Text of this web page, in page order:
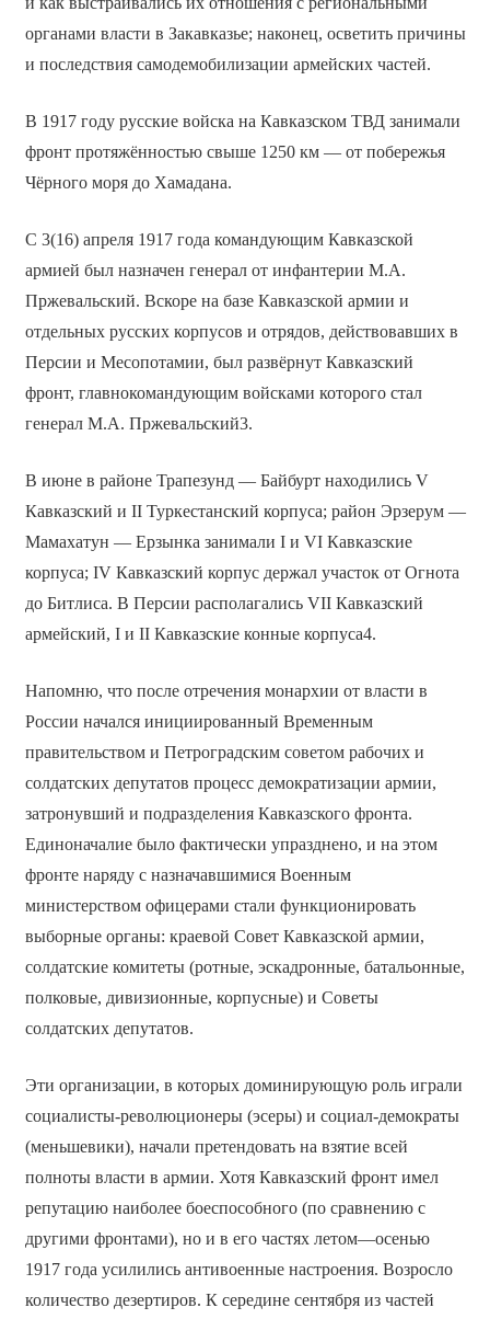
органами власти в Закавказье; наконец, осветить причины
и последствия самодемобилизации армейских частей.
В 1917 году русские войска на Кавказском ТВД занимали
фронт протяжённостью свыше 1250 км — от побережья
Чёрного моря до Хамадана.
С 3(16) апреля 1917 года командующим Кавказской
армией был назначен генерал от инфантерии М.А.
Пржевальский. Вскоре на базе Кавказской армии и
отдельных русских корпусов и отрядов, действовавших в
Персии и Месопотамии, был развёрнут Кавказский
фронт, главнокомандующим войсками которого стал
генерал М.А. Пржевальский3.
В июне в районе Трапезунд — Байбурт находились V
Кавказский и II Туркестанский корпуса; район Эрзерум —
Мамахатун — Ерзынка занимали I и VI Кавказские
корпуса; IV Кавказский корпус держал участок от Огнота
до Битлиса. В Персии располагались VII Кавказский
армейский, I и II Кавказские конные корпуса4.
Напомню, что после отречения монархии от власти в
России начался инициированный Временным
правительством и Петроградским советом рабочих и
солдатских депутатов процесс демократизации армии,
затронувший и подразделения Кавказского фронта.
Единоначалие было фактически упразднено, и на этом
фронте наряду с назначавшимися Военным
министерством офицерами стали функционировать
выборные органы: краевой Совет Кавказской армии,
солдатские комитеты (ротные, эскадронные, батальонные,
полковые, дивизионные, корпусные) и Советы
солдатских депутатов.
Эти организации, в которых доминирующую роль играли
социалисты-революционеры (эсеры) и социал-демократы
(меньшевики), начали претендовать на взятие всей
полноты власти в армии. Хотя Кавказский фронт имел
репутацию наиболее боеспособного (по сравнению с
другими фронтами), но и в его частях летом—осенью
1917 года усилились антивоенные настроения. Возросло
количество дезертиров. К середине сентября из частей